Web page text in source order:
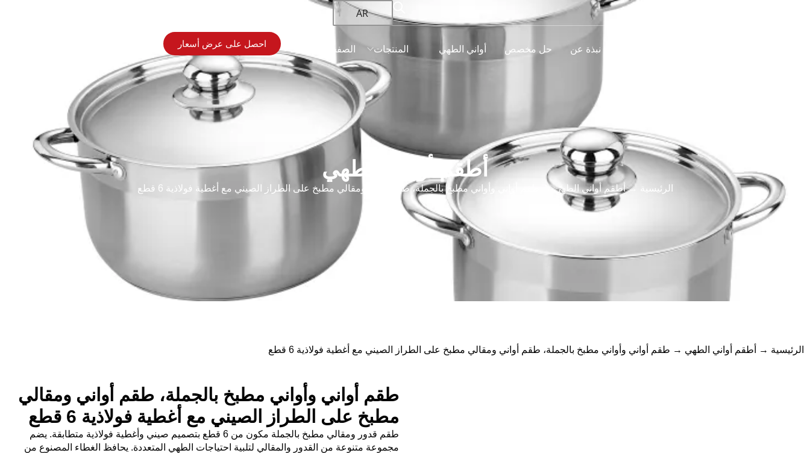
AR
الصفحة الرئيسية المنتجات أواني الطهي حل مخصص نبذة عن
احصل على عرض أسعار
أطقم أواني الطهي
الرئيسية →أطقم أواني الطهي→ طقم أواني وأواني مطبخ بالجملة، طقم أواني ومقالي مطبخ على الطراز الصيني مع أغطية فولاذية 6 قطع
الرئيسية → أطقم أواني الطهي → طقم أواني وأواني مطبخ بالجملة، طقم أواني ومقالي مطبخ على الطراز الصيني مع أغطية فولاذية 6 قطع
طقم أواني وأواني مطبخ بالجملة، طقم أواني ومقالي
مطبخ على الطراز الصيني مع أغطية فولاذية 6 قطع
طقم قدور ومقالي مطبخ بالجملة مكون من 6 قطع بتصميم صيني وأغطية فولاذية متطابقة. يضم
مجموعة متنوعة من القدور والمقالي لتلبية احتياجات الطهي المتعددة. يحافظ الغطاء المصنوع من